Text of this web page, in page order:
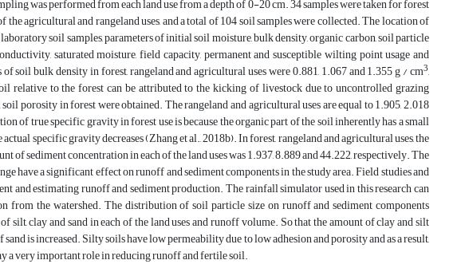
was performed from each land use from a depth of 0-20 cm. 34 samples were taken for forest
agricultural and rangeland uses, and a total of 104 soil samples were collected. The location of
soil samples, parameters of initial soil moisture, bulk density, organic carbon, soil particle
saturated moisture, field capacity, permanent and susceptible wilting point usage and
soil bulk density in forest, rangeland and agricultural uses were 0.881, 1.067 and 1.355 g / cm3,
relative to the forest can be attributed to the kicking of livestock due to uncontrolled grazing
porosity in forest were obtained. The rangeland and agricultural uses are equal to 1.905, 2.018
of true specific gravity in forest use is because the organic part of the soil inherently has a small
specific gravity decreases (Zhang et al., 2018b). In forest, rangeland and agricultural uses, the
of sediment concentration in each of the land uses was 1.937, 8.889 and 44.222, respectively. The
have a significant effect on runoff and sediment components in the study area. Field studies and
and estimating runoff and sediment production. The rainfall simulator used in this research can
the watershed. The distribution of soil particle size on runoff and sediment components
clay and sand in each of the land uses and runoff volume. So that the amount of clay and silt
is increased. Silty soils have low permeability due to low adhesion and porosity and as a result,
a very important role in reducing runoff and fertile soil.